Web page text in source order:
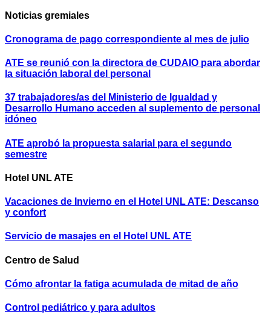
Noticias gremiales
Cronograma de pago correspondiente al mes de julio
ATE se reunió con la directora de CUDAIO para abordar
la situación laboral del personal
37 trabajadores/as del Ministerio de Igualdad y
Desarrollo Humano acceden al suplemento de personal
idóneo
ATE aprobó la propuesta salarial para el segundo
semestre
Hotel UNL ATE
Vacaciones de Invierno en el Hotel UNL ATE: Descanso
y confort
Servicio de masajes en el Hotel UNL ATE
Centro de Salud
Cómo afrontar la fatiga acumulada de mitad de año
Control pediátrico y para adultos